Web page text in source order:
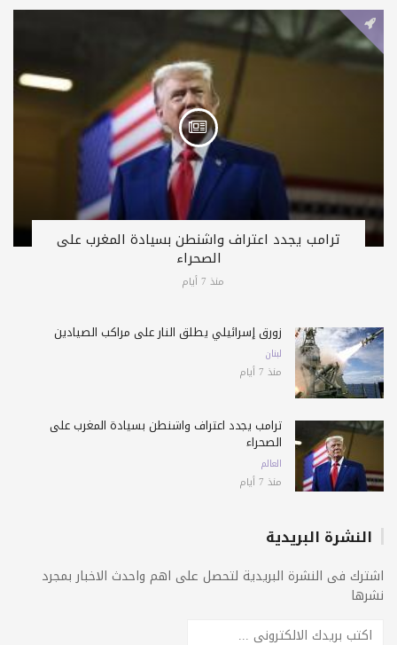
ترامب يجدد اعتراف واشنطن بسيادة المغرب على
الصحراء
منذ 7 أيام
زورق إسرائيلي يطلق النار على مراكب الصيادين
لبنان
منذ 7 أيام
ترامب يجدد اعتراف واشنطن بسيادة المغرب على
الصحراء
العالم
منذ 7 أيام
النشرة البريدية
اشترك فى النشرة البريدية لتحصل على اهم واحدث الاخبار بمجرد
نشرها